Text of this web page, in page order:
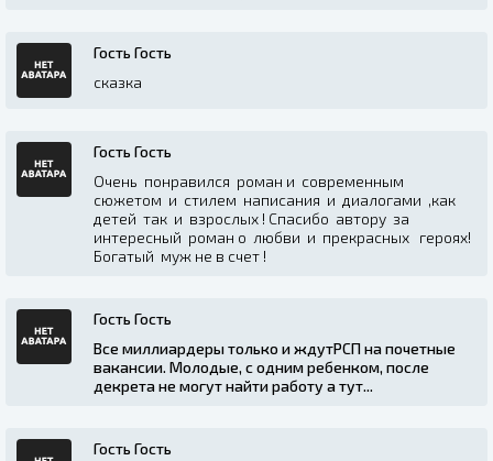
Гость Гость
сказка
Гость Гость
Очень понравился роман и современным
сюжетом и стилем написания и диалогами ,как
детей так и взрослых ! Спасибо автору за
интересный роман о любви и прекрасных героях!
Богатый муж не в счет !
Гость Гость
Все миллиардеры только и ждутРСП на почетные
вакансии. Молодые, с одним ребенком, после
декрета не могут найти работу а тут...
Гость Гость